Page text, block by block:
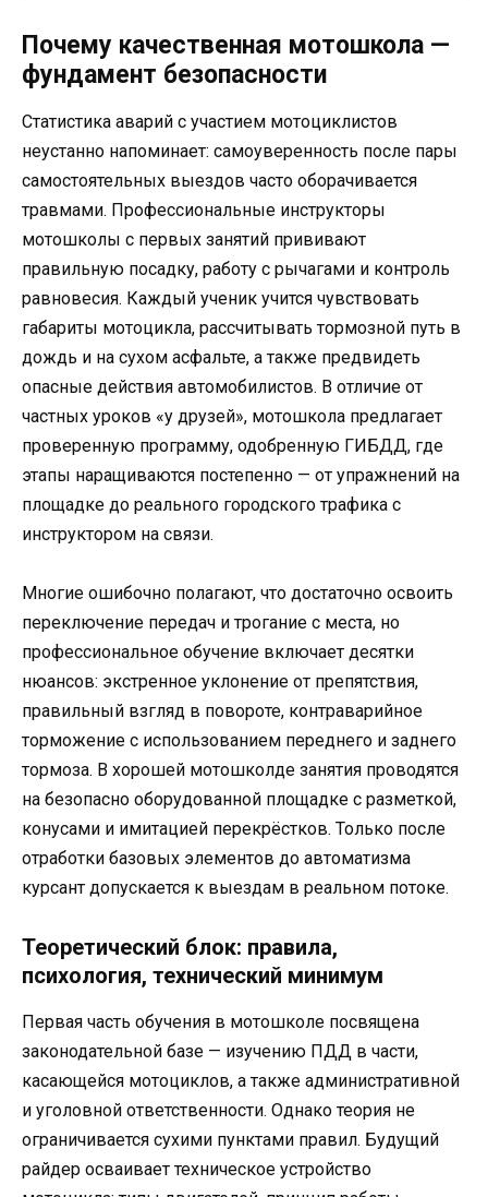
Почему качественная мотошкола —
фундамент безопасности
Статистика аварий с участием мотоциклистов
неустанно напоминает: самоуверенность после пары
самостоятельных выездов часто оборачивается
травмами. Профессиональные инструкторы
мотошколы с первых занятий прививают
правильную посадку, работу с рычагами и контроль
равновесия. Каждый ученик учится чувствовать
габариты мотоцикла, рассчитывать тормозной путь в
дождь и на сухом асфальте, а также предвидеть
опасные действия автомобилистов. В отличие от
частных уроков «у друзей», мотошкола предлагает
проверенную программу, одобренную ГИБДД, где
этапы наращиваются постепенно — от упражнений на
площадке до реального городского трафика с
инструктором на связи.
Многие ошибочно полагают, что достаточно освоить
переключение передач и трогание с места, но
профессиональное обучение включает десятки
нюансов: экстренное уклонение от препятствия,
правильный взгляд в повороте, контраварийное
торможение с использованием переднего и заднего
тормоза. В хорошей мотошколде занятия проводятся
на безопасно оборудованной площадке с разметкой,
конусами и имитацией перекрёстков. Только после
отработки базовых элементов до автоматизма
курсант допускается к выездам в реальном потоке.
Теоретический блок: правила,
психология, технический минимум
Первая часть обучения в мотошколе посвящена
законодательной базе — изучению ПДД в части,
касающейся мотоциклов, а также административной
и уголовной ответственности. Однако теория не
ограничивается сухими пунктами правил. Будущий
райдер осваивает техническое устройство